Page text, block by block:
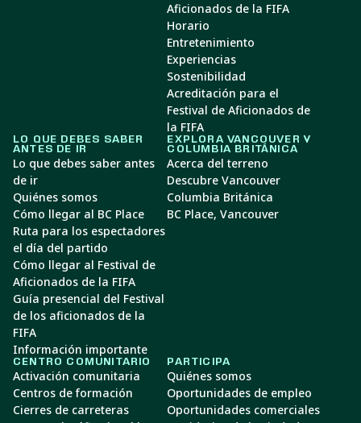
Aficionados de la FIFA
Horario
Entretenimiento
Experiencias
Sostenibilidad
Acreditación para el
Festival de Aficionados de
la FIFA
LO QUE DEBES SABER
ANTES DE IR
Lo que debes saber antes
de ir
Quiénes somos
Cómo llegar al BC Place
Ruta para los espectadores
el día del partido
Cómo llegar al Festival de
Aficionados de la FIFA
Guía presencial del Festival
de los aficionados de la
FIFA
Información importante
EXPLORA VANCOUVER Y
COLUMBIA BRITÁNICA
Acerca del terreno
Descubre Vancouver
Columbia Británica
BC Place, Vancouver
CENTRO COMUNITARIO
Activación comunitaria
Centros de formación
Cierres de carreteras
PARTICIPA
Quiénes somos
Oportunidades de empleo
Oportunidades comerciales